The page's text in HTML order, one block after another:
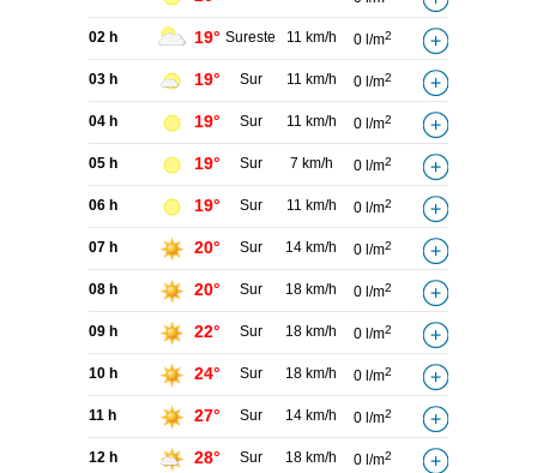
02 h 19° Sureste 11 km/h 0 l/m2
03 h 19° Sur 11 km/h 0 l/m2
04 h 19° Sur 11 km/h 0 l/m2
05 h 19° Sur 7 km/h 0 l/m2
06 h 19° Sur 11 km/h 0 l/m2
07 h 20° Sur 14 km/h 0 l/m2
08 h 20° Sur 18 km/h 0 l/m2
09 h 22° Sur 18 km/h 0 l/m2
10 h 24° Sur 18 km/h 0 l/m2
11 h 27° Sur 14 km/h 0 l/m2
12 h 28° Sur 18 km/h 0 l/m2